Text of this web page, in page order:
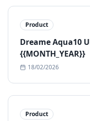
Product
Dreame Aqua10
{{MONTH_YEAR}}
18/02/2026
Product